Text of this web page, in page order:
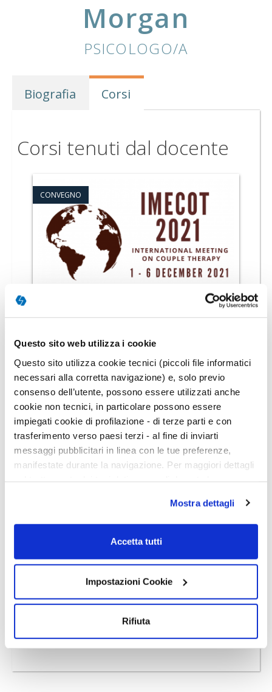
Questo sito web utilizza i cookie
Questo sito utilizza cookie tecnici (piccoli file informatici
necessari alla corretta navigazione) e, solo previo
consenso dell’utente, possono essere utilizzati anche
cookie non tecnici, in particolare possono essere
impiegati cookie di profilazione - di terze parti e con
trasferimento verso paesi terzi - al fine di inviarti
messaggi pubblicitari in linea con le tue preferenze,
manifestate durante la navigazione. Per maggiori dettagli
cookie, ti invitiamo a prendere visione dell’informativa
cookie. Chiudendo il banner tramite la “X” prosegui la
navigazione senza alcuna profilazione. Selezionando
profilazione che potrai revocare in ogni momento
pagina dedicati ai cookie.
Mostra dettagli
Accetta tutti
Impostazioni Cookie
Rifiuta
Morgan
PSICOLOGO/A
Biografia Corsi
Corsi tenuti dal docente
CONVEGNO
On Demand 73h 00m
IMECOT 2021 | International Meeting
50 ECM
On Demand 1h 00m
Lo stato mentale di coppia
Terapia di Coppia